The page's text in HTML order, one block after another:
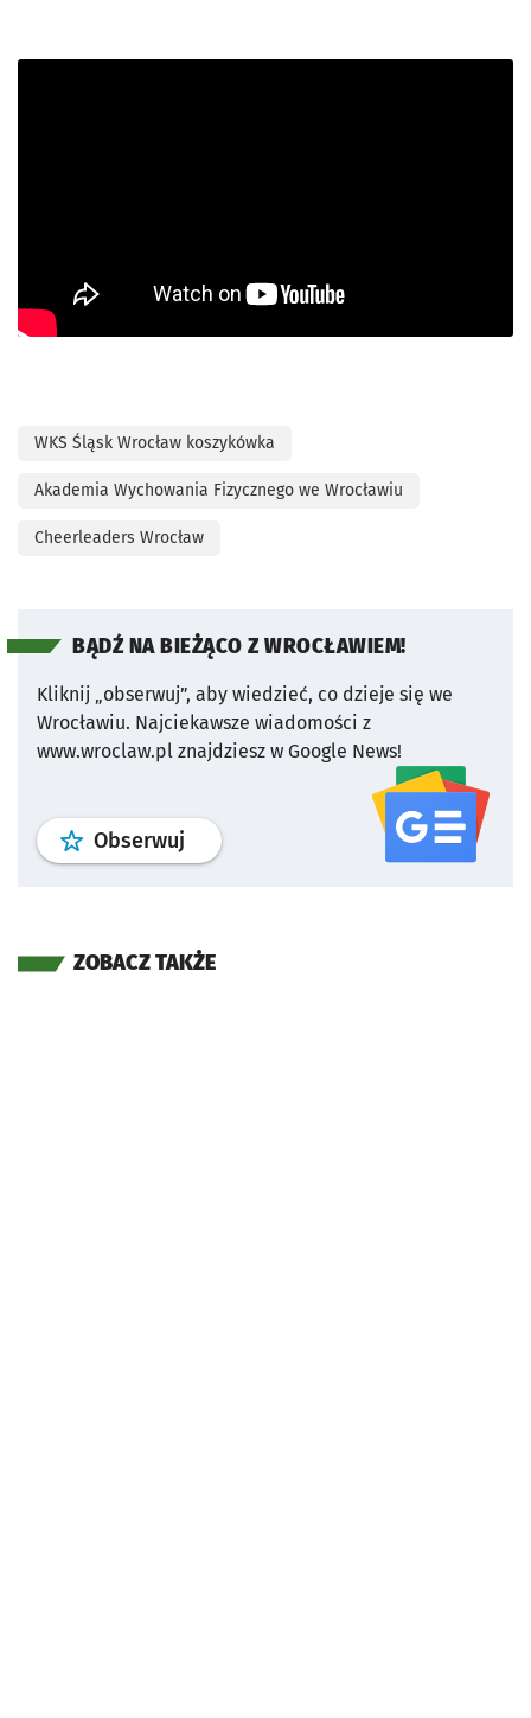
WKS Śląsk Wrocław koszykówka
Akademia Wychowania Fizycznego we Wrocławiu
Cheerleaders Wrocław
BĄDŹ NA BIEŻĄCO Z WROCŁAWIEM!
Kliknij „obserwuj”, aby wiedzieć, co dzieje się we
Wrocławiu. Najciekawsze wiadomości z
www.wroclaw.pl znajdziesz w Google News!
Obserwuj profil serwisu
ZOBACZ TAKŻE